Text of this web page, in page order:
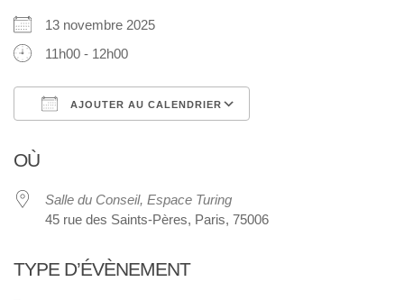
13 novembre 2025
11h00 - 12h00
AJOUTER AU CALENDRIER
OÙ
Salle du Conseil, Espace Turing
45 rue des Saints-Pères, Paris, 75006
TYPE D’ÉVÈNEMENT